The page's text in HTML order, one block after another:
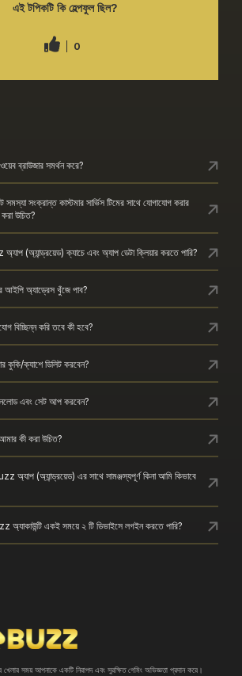
এই টপিকটি কি হেল্পফুল ছিল?
0
ব্রাউজার সমর্থন করে?
সংক্রান্ত কাস্টমার সার্ভিস টিমের সাথে যোগাযোগ করার
উচিত?
(অ্যান্ড্রয়েড) ক্যাচে এবং অ্যাপ ডেটা ক্লিয়ার করতে পারি?
আইপি অ্যাড্রেস খুঁজে পাব?
বিচ্ছিন্ন করি তবে কী হবে?
কুকি/ক্যাশে ডিলিট করবেন?
এবং সেট আপ করবেন?
কী করা উচিত?
(অ্যান্ড্রয়েড) এর সাথে সামঞ্জস্যপূর্ণ কিনা আমি কিভাবে
একই সময়ে ২ টি ডিভাইসে লগইন করতে পারি?
সময় আপনাকে একটি নিরাপদ এবং সুরক্ষিত গেমিং অভিজ্ঞতা প্রদান করে।